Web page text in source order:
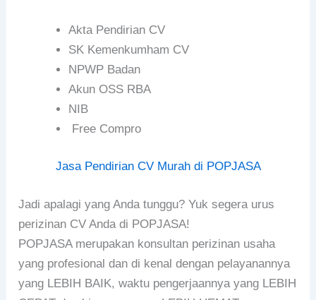
Akta Pendirian CV
SK Kemenkumham CV
NPWP Badan
Akun OSS RBA
NIB
Free Compro
Jasa Pendirian CV Murah di POPJASA
Jadi apalagi yang Anda tunggu? Yuk segera urus
perizinan CV Anda di POPJASA!
POPJASA merupakan konsultan perizinan usaha
yang profesional dan di kenal dengan pelayanannya
yang LEBIH BAIK, waktu pengerjaannya yang LEBIH